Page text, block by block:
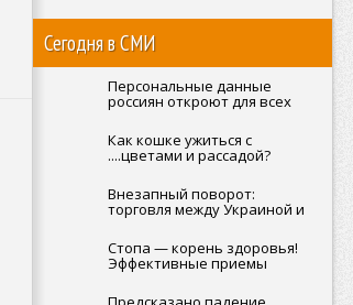
Сегодня в СМИ
Персональные данные
россиян откроют для всех
желающих
Как кошке ужиться с
....цветами и рассадой?
Внезапный поворот:
торговля между Украиной и
Россией стремительно пошла
вверх
Стопа — корень здоровья!
Эффективные приемы
против старения организма